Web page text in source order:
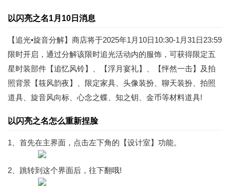
以闪亮之名1月10日消息
【追光•旋音分解】商店将于2025年1月10日10:30-1月31日23:59
限时开启，通过分解该限时追光活动内的服饰，可获得限定五
星时装部件【追忆风铃】、【浮月宴礼】、【怦然一击】及拍
照背景【筱风韵夜】、限定家具、头像装扮、聊天装扮、拍照
道具、旋音风向标、心念之蝶、知之钥、金币等材料道具!
以闪亮之名怎么重新捏脸
1、首先在主界面，点击左下角的【设计室】功能。
2、跳转到这个界面后，往下翻哦!